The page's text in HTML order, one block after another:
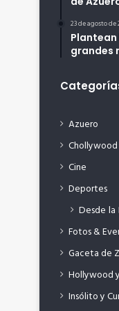
23 de agosto de
grandes
Azuero
Chollywood
Cine
Deportes
Desde la
Fotos &
Gaceta de
Hollywood
Insólito y